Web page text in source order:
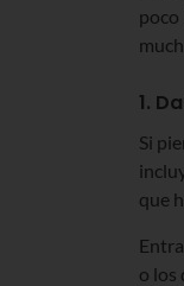
poco
1.
Si
que
o los